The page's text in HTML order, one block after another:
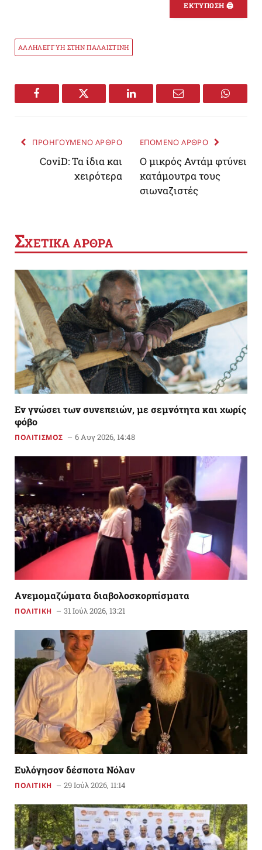
ΕΚΤΥΠΩΣΗ 🖨
ΑΛΛΗΛΕΓΓΥΗ ΣΤΗΝ ΠΑΛΑΙΣΤΙΝΗ
Facebook Twitter LinkedIn Email
ΠΡΟΗΓΟΥΜΕΝΟ ΑΡΘΡΟ
CoviD: Τα ίδια και
χειρότερα
ΕΠΟΜΕΝΟ ΑΡΘΡΟ
Ο μικρός Αντάμ φτύνει
κατάμουτρα τους
σιωναζιστές
ΣΧΕΤΙΚΑ ΑΡΘΡΑ
Εν γνώσει των συνεπειών, με σεμνότητα και χωρίς
φόβο
ΠΟΛΙΤΙΣΜΟΣ 6 Αυγ 2026, 14:48
Aνεμομαζώματα διαβολοσκορπίσματα
ΠΟΛΙΤΙΚΗ 31 Ιούλ 2026, 13:21
Ευλόγησον δέσποτα Νόλαν
ΠΟΛΙΤΙΚΗ 29 Ιούλ 2026, 11:14